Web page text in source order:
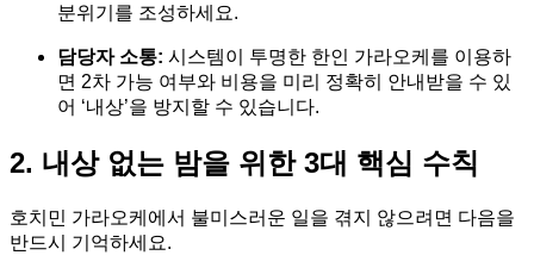
분위기를 조성하세요.
담당자 소통: 시스템이 투명한 한인 가라오케를 이용하
면 2차 가능 여부와 비용을 미리 정확히 안내받을 수 있
어 ‘내상’을 방지할 수 있습니다.
2. 내상 없는 밤을 위한 3대 핵심 수칙
호치민 가라오케에서 불미스러운 일을 겪지 않으려면 다음을
반드시 기억하세요.